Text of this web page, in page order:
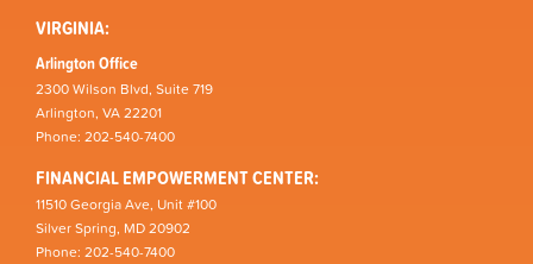
VIRGINIA:
Arlington Office
2300 Wilson Blvd, Suite 719
Arlington, VA 22201
Phone: 202-540-7400
FINANCIAL EMPOWERMENT CENTER:
11510 Georgia Ave, Unit #100
Silver Spring, MD 20902
Phone: 202-540-7400